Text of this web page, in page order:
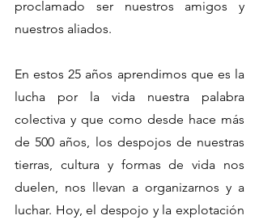
proclamado ser nuestros amigos y
nuestros aliados.
En estos 25 años aprendimos que es la
lucha por la vida nuestra palabra
colectiva y que como desde hace más
de 500 años, los despojos de nuestras
tierras, cultura y formas de vida nos
duelen, nos llevan a organizarnos y a
luchar. Hoy, el despojo y la explotación